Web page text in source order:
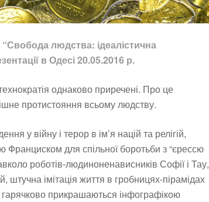
людства: ідеалістична
в Одесі 20.05.2016 р.
однаково приречені. Про це
протистояння всьому людству.
у війну і терор в ім’я націй та релігій,
Франциском для спільної боротьби з “єрессю
роботів-людиноненависників Софії і Тау,
штучна імітація життя в гробницях-пірамідах
гарячково прикрашаються інфографікою